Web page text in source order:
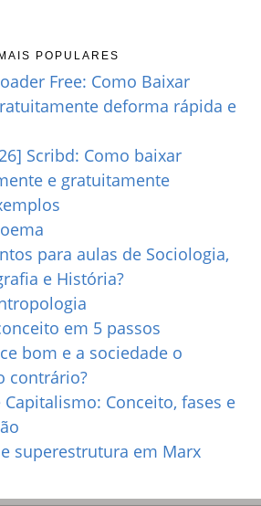
POPULARES
Free: Como Baixar
deforma rápida e
Scribd: Como baixar
e gratuitamente
para aulas de Sociologia,
e História?
em 5 passos
bom e a sociedade o
contrário?
Capitalismo: Conceito, fases e
superestrutura em Marx